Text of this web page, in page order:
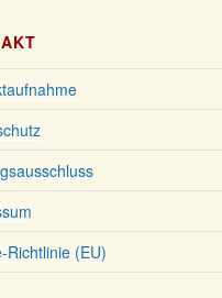
Richtlinie (EU)